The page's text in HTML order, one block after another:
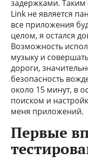
задержками.
Link не является
все приложения
целом, я остался
Возможность
музыку и
дороги,
безопасность
около 15 минут, в
поиском и
меня приложений.
Первые